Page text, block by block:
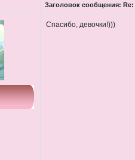
Заголовок сообщения:
Спасибо, девочки!)))